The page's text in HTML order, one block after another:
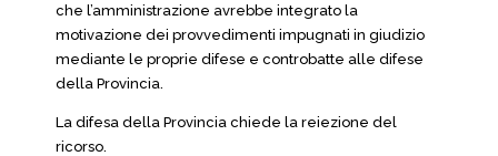
che l’amministrazione avrebbe integrato la
motivazione dei provvedimenti impugnati in giudizio
mediante le proprie difese e controbatte alle difese
della Provincia.
La difesa della Provincia chiede la reiezione del
ricorso.